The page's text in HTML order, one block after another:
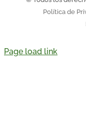
Política de
Page load link